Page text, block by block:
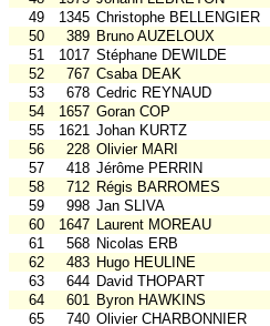
49
1345 Christophe BELLENGIER
50
389 Bruno AUZELOUX
51
1017 Stéphane DEWILDE
52
767 Csaba DEAK
53
678 Cedric REYNAUD
54
1657 Goran COP
55
1621 Johan KURTZ
56
228 Olivier MARI
57
418 Jérôme PERRIN
58
712 Régis BARROMES
59
998 Jan SLIVA
60
1647 Laurent MOREAU
61
568 Nicolas ERB
62
483 Hugo HEULINE
63
644 David THOPART
64
601 Byron HAWKINS
65
740 Olivier CHARBONNIER